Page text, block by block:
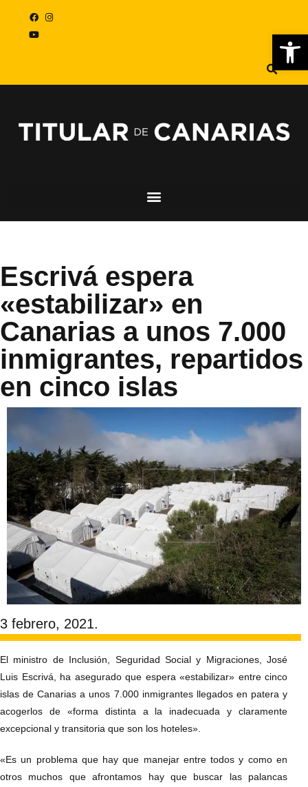
Escrivá espera
«estabilizar» en
Canarias a unos 7.000
inmigrantes, repartidos
en cinco islas
3 febrero, 2021.
El ministro de Inclusión, Seguridad Social y Migraciones, José
Luis Escrivá, ha asegurado que espera «estabilizar» entre cinco
islas de Canarias a unos 7.000 inmigrantes llegados en patera y
acogerlos de «forma distinta a la inadecuada y claramente
excepcional y transitoria que son los hoteles».
«Es un problema que hay que manejar entre todos y como en
otros muchos que afrontamos hay que buscar las palancas